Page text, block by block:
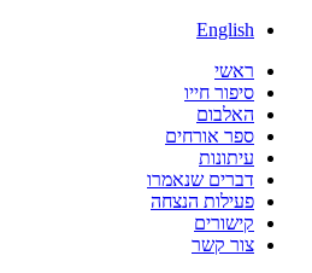
English
ראשי
סיפור חייו
האלבום
ספר אורחים
עיתונות
דברים שנאמרו
פעילות הנצחה
קישורים
צור קשר